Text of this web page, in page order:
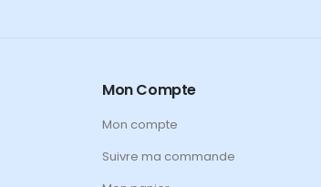
Mon Compte
Mon compte
Suivre ma commande